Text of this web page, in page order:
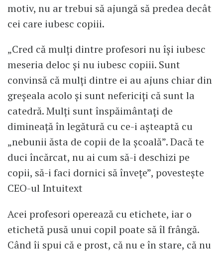
motiv, nu ar trebui să ajungă să predea decât
cei care iubesc copiii.
„Cred că mulți dintre profesori nu își iubesc
meseria deloc și nu iubesc copiii. Sunt
convinsă că mulți dintre ei au ajuns chiar din
greșeala acolo și sunt nefericiți că sunt la
catedră. Mulți sunt înspăimântați de
dimineață în legătură cu ce-i așteaptă cu
„nebunii ăsta de copii de la școală”. Dacă te
duci încărcat, nu ai cum să-i deschizi pe
copii, să-i faci dornici să învețe”, povestește
CEO-ul Intuitext
Acei profesori operează cu etichete, iar o
etichetă pusă unui copil poate să îl frângă.
Când îi spui că e prost, că nu e în stare, că nu